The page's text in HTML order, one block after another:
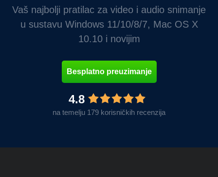
Vaš najbolji pratilac za video i audio snimanje
u sustavu Windows 11/10/8/7, Mac OS X
10.10 i novijim
Besplatno preuzimanje
4.8
na temelju 179 korisničkih recenzija